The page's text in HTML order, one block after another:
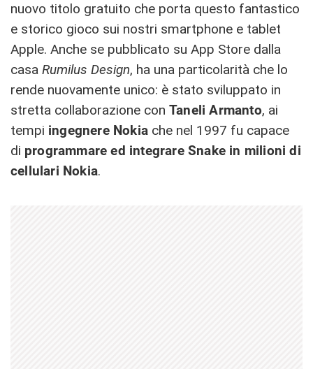
nuovo titolo gratuito che porta questo fantastico
e storico gioco sui nostri smartphone e tablet
Apple. Anche se pubblicato su App Store dalla
casa Rumilus Design, ha una particolarità che lo
rende nuovamente unico: è stato sviluppato in
stretta collaborazione con Taneli Armanto, ai
tempi ingegnere Nokia che nel 1997 fu capace
di programmare ed integrare Snake in milioni di
cellulari Nokia.